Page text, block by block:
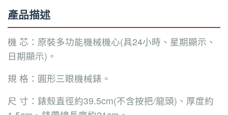
產品描述
機 芯：原裝多功能機械機心(具24小時、星期顯示、
日期顯示)。
規 格：圓形三眼機械錶。
尺 寸：錶殼直徑約39.5cm(不含按把/龍頭)、厚度約